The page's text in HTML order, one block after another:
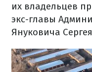
их владельцев
экс-главы
Януковича